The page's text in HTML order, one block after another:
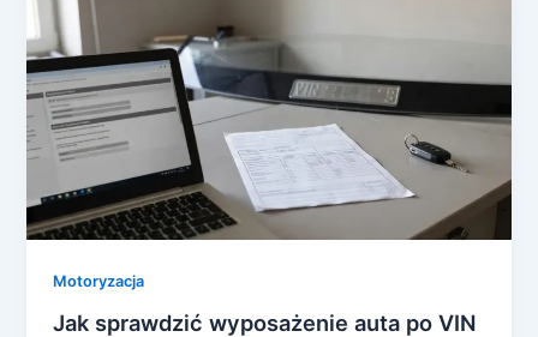
Motoryzacja
Jak sprawdzić wyposażenie auta po VIN